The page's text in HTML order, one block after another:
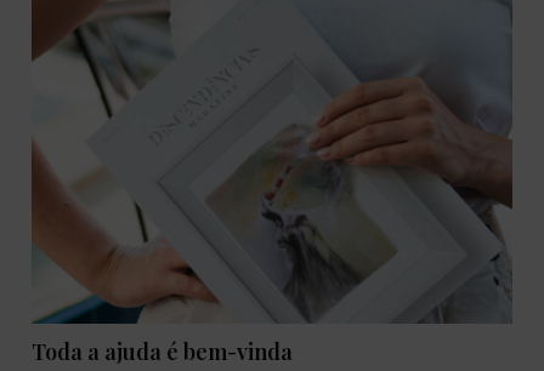
Toda a ajuda é bem-vinda